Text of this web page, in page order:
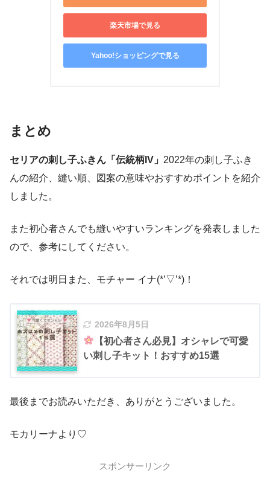
楽天市場で見る
Yahoo!ショッピングで見る
まとめ
セリアの刺し子ふきん「伝統柄IV」 2022年の刺し子ふき
んの紹介、縫い順、図案の意味やおすすめポイントを紹介
しました。
また初心者さんでも縫いやすいランキングを発表しました
ので、参考にしてください。
それでは明日また、モチャー イナ(*’▽’*)！
2026年8月5日
【初心者さん必見】オシャレで可愛
い刺し子キット！おすすめ15選
最後までお読みいただき、ありがとうございました。
モカリーナより♡
スポンサーリンク